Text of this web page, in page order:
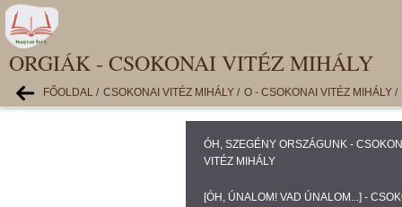
ORGIÁK - CSOKONAI VITÉZ MIHÁLY
FŐOLDAL / CSOKONAI VITÉZ MIHÁLY / O - CSOKONAI VITÉZ MIHÁLY /
ÓH, SZEGÉNY ORSZÁGUNK -
VITÉZ MIHÁLY
[ÓH, ÚNALOM! VAD ÚNALOM...] -